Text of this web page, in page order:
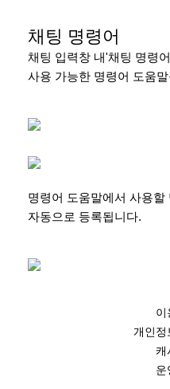
채팅 명령어
채팅 입력창 내'채팅 명령
사용 가능한 명령어 도움
명령어 도움말에서 사용
자동으로 등록됩니다.
이
개인정
캐
운